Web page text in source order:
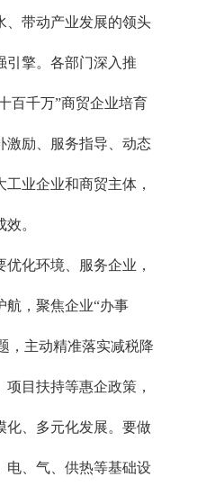
、带动产业发展的领头
引擎。各部门深入推
百千万”商贸企业培育
激励、服务指导、动态
业企业和商贸主体，
。
化环境、服务企业，
航，聚焦企业“办事
，主动精准落实减税降
目扶持等惠企政策，
化、多元化发展。要做
电、气、供热等基础设